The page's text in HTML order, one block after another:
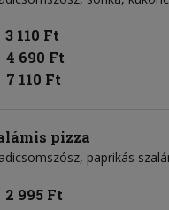
3 110 Ft
4 690 Ft
7 110 Ft
pizza
paprikás
2 995 Ft